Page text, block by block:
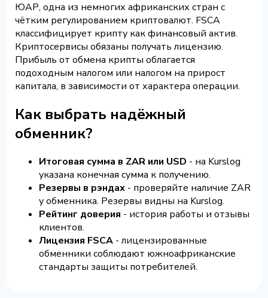
ЮАР, одна из немногих африканских стран с
чётким регулированием криптовалют. FSCA
классифицирует крипту как финансовый актив.
Криптосервисы обязаны получать лицензию.
Прибыль от обмена крипты облагается
подоходным налогом или налогом на прирост
капитала, в зависимости от характера операции.
Как выбрать надёжный
обменник?
Итоговая сумма в ZAR или USD - на Kurslog
указана конечная сумма к получению.
Резервы в рэндах - проверяйте наличие ZAR
у обменника. Резервы видны на Kurslog.
Рейтинг доверия - история работы и отзывы
клиентов.
Лицензия FSCA - лицензированные
обменники соблюдают южноафриканские
стандарты защиты потребителей.